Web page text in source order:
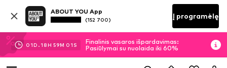
ABOUT YOU App
(152 700) Į programėlę
01D.18H 59M 00S
Finalinis vasaros išpardavimas:
Pasiūlymai su nuolaida iki 60%